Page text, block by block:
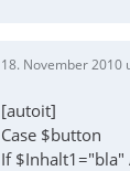
18. November 2010
[autoit]
Case $button
If